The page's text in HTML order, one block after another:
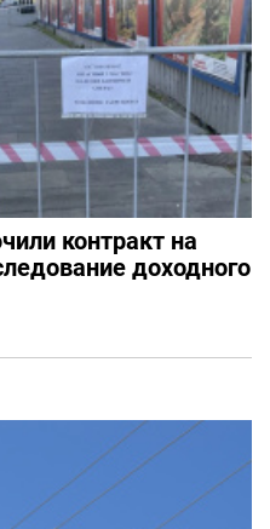
контракт на
доходного